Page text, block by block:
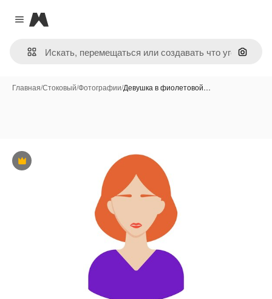
Close menu
Magnific
Поиск
Главная/Стоковый/Фотографии/Девушка в фиолетовой…
Премиум